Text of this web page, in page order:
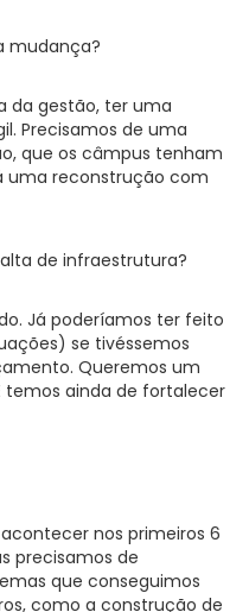
mudança?
da gestão, ter uma
Precisamos de uma
que os câmpus tenham
uma reconstrução com
de infraestrutura?
Já poderíamos ter feito
se tivéssemos
Queremos um
temos ainda de fortalecer
nos primeiros 6
precisamos de
que conseguimos
como a construção de